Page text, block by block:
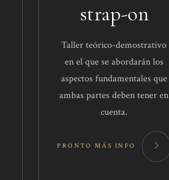
strap-on
Taller teórico-demostrativo
en el que se abordarán los
aspectos fundamentales que
ambas partes deben tener en
cuenta.
PRONTO MÁS INFO